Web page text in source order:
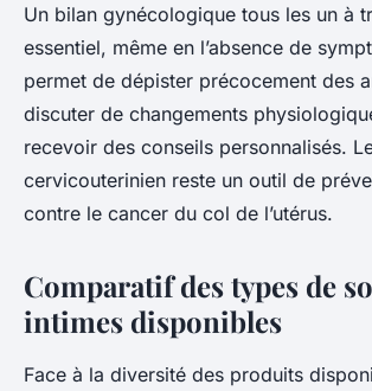
Un bilan gynécologique tous les un à
essentiel, même en l’absence de
permet de dépister précocement des
discuter de changements
recevoir des conseils personnalisés.
cervicouterinien reste un outil de
contre le cancer du col de l’utérus.
Comparatif des types de
intimes disponibles
Face à la diversité des produits